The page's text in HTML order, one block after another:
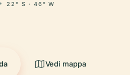
22° S · 46° W
Vedi mappa